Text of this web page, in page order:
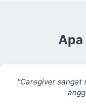
Apa
"Caregiver sangat